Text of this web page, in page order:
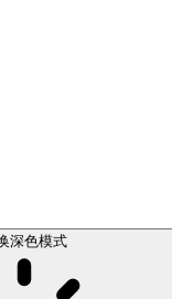
深色模式